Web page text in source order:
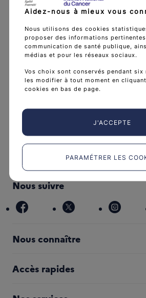
sanitaire et scientifique en
Découvrir l’Institut arrow_forward
Nous suivre
facebook x
Nous connaître
Accès rapides
Aidez-nous à mieux vous
Nous utilisons des cookies
proposer des informations
communication de santé publique,
médias et pour les réseaux sociaux.
Vos choix sont conservés pendant six
les modifier à tout moment en
cookies en bas de page.
J'ACCEPTE
PARAMÉTRER LES